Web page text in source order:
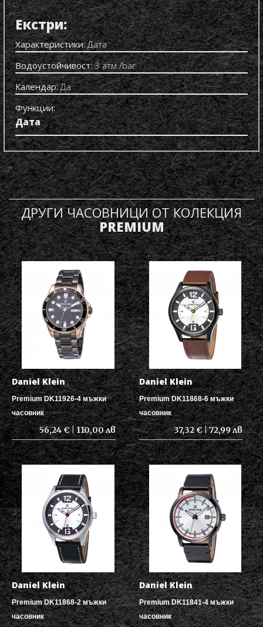
Екстри:
Характеристики:Дата
Водоустойчивост:3 атм./bar
Календар:Да
Функции:
Дата
ДРУГИ ЧАСОВНИЦИ ОТ КОЛЕКЦИЯ
PREMIUM
Daniel Klein
Premium DK11926-4 мъжки
часовник
56,24 € | 110,00 лв
Daniel Klein
Premium DK11868-6 мъжки
часовник
37,32 € | 72,99 лв
Daniel Klein
Premium DK11868-2 мъжки
часовник
Daniel Klein
Premium DK11841-4 мъжки
часовник